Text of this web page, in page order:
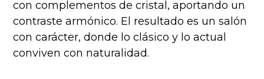
con complementos de cristal, aportando un
contraste armónico. El resultado es un salón
con carácter, donde lo clásico y lo actual
conviven con naturalidad.